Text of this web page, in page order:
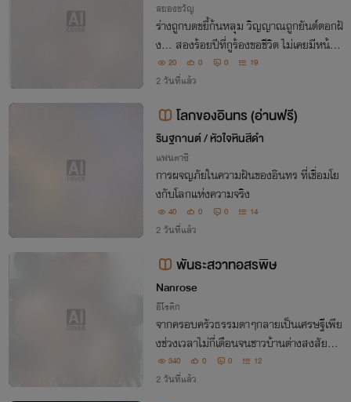
สยองขวัญ
ร่างถูกบดขยี้ก้นหลุม วิญญาณถูกยันต์ตอกฝั
ง... สองร้อยปีที่กูร้องขอชีวิต ไม่เคยมีหน้าไ
หนช่วยกู แล้วตอนนี้น้ำแดงขวดเดียว จะมาข
อให้กูไปผุดไปเกิดรึไง?!
20 0 0 19
2 วันที่แล้ว
โลกของอินทร (อ่านฟรี)
รินฐกานต์ / หัวใจหินสีดำ
แฟนตาซี
การผจญภัยในความฝันของอินทร ที่เชื่อมโย
งกับโลกแห่งความจริง
40 0 0 14
2 วันที่แล้ว
พันธะสวาทอสรพิษ
Nanrose
อีโรติก
จากครอบครัวธรรมดาๆกลายเป็นเศรษฐีเพีย
งช่วงเวลาไม่กี่เดือนจนชาวบ้านต่างสงสัยว่า
ลูกสาวบ้านนี้ไปทำอะไรมาถึงได้ยกฐานะตัวเอ
งให้ร่ำรวยที่สุดในหมู่บ้าน
340 0 0 12
2 วันที่แล้ว